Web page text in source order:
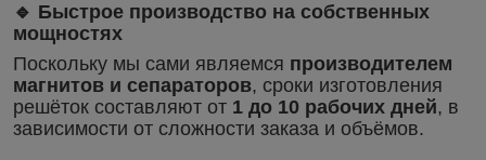
🔹 Быстрое производство на собственных
мощностях
Поскольку мы сами являемся производителем
магнитов и сепараторов, сроки изготовления
решёток составляют от 1 до 10 рабочих дней, в
зависимости от сложности заказа и объёмов.